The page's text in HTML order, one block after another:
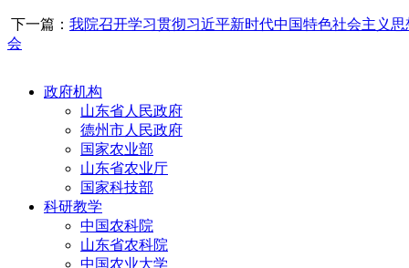
下一篇： 我院召开学习贯彻习近平新时代中国特色社会主义
会
政府机构
山东省人民政府
德州市人民政府
国家农业部
山东省农业厅
国家科技部
科研教学
中国农科院
山东省农科院
中国农业大学